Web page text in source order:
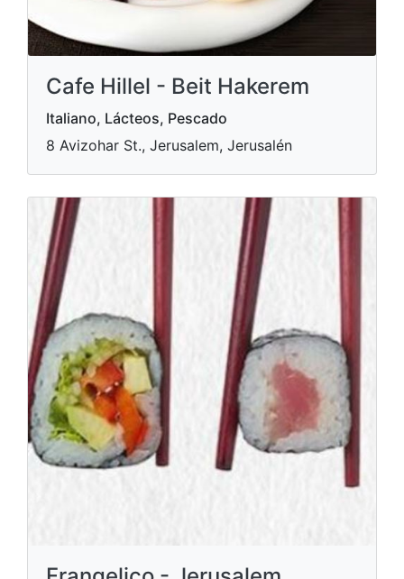
Cafe Hillel - Beit Hakerem
Italiano, Lácteos, Pescado
8 Avizohar St., Jerusalem, Jerusalén